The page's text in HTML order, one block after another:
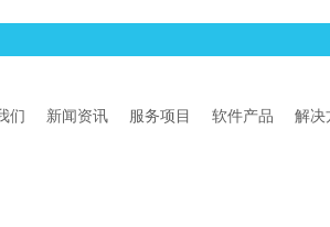
们 新闻资讯 服务项目 软件产品 解决